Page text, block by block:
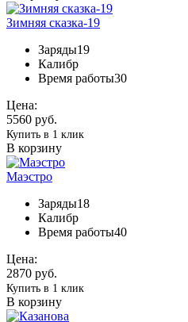
Зимняя сказка-19
Заряды19
Калибр
Время работы30
Цена:
5560 руб.
Купить в 1 клик
В корзину
Маэстро
Заряды18
Калибр
Время работы40
Цена:
2870 руб.
Купить в 1 клик
В корзину